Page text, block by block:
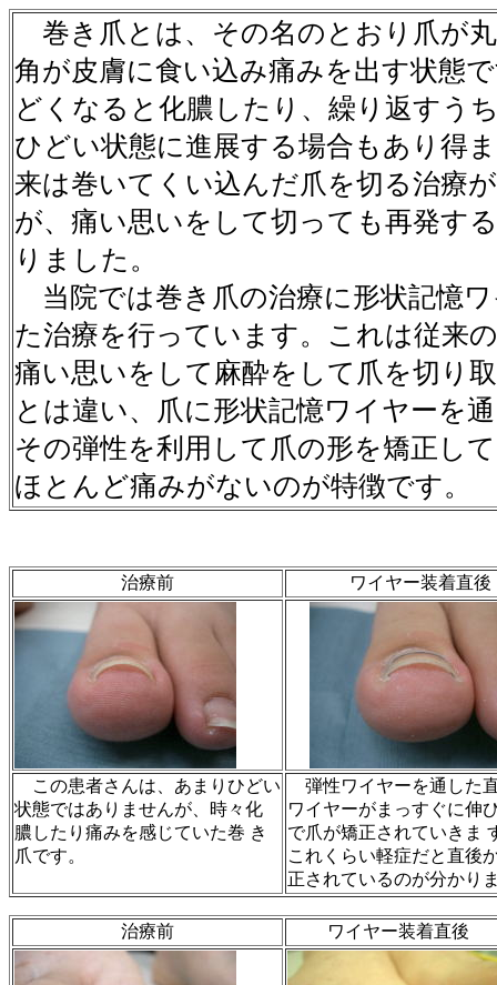
巻き爪とは、その名のとおり爪が
角が皮膚に食い込み痛みを出す状態
どくなると化膿したり、繰り返すう
ひどい状態に進展する場合もあり得
来は巻いてくい込んだ爪を切る治療
が、痛い思いをして切っても再発す
りました。
当院では巻き爪の治療に形状記憶
た治療を行っています。これは従来
痛い思いをして麻酔をして爪を切り
とは違い、爪に形状記憶ワイヤーを
その弾性を利用して爪の形を矯正し
ほとんど痛みがないのが特徴です
治療前 ワイヤー装着直後
この患者さんは、あまりひどい
状態ではありませんが、時々化
膿したり痛みを感じていた巻 き
爪です。
弾性ワイヤーを通した
ワイヤーがまっすぐに伸
で爪が矯正されていきま
これくらい軽症だと直後
正されているのが分か
治療前 ワイヤー装着直後